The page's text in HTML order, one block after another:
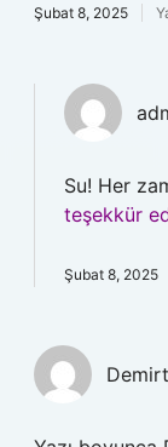
Şubat 8, 2025
Su! Her
teşekkür
Şubat 8, 2025